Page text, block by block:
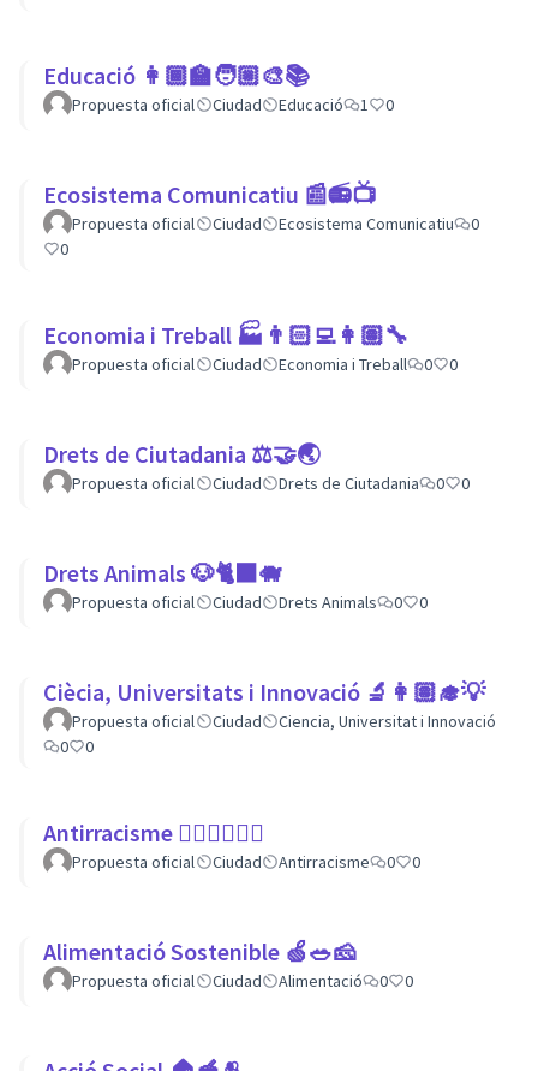
Educació 👩🏾‍🏫🧑🏼‍🎨📚
Propuesta oficial Ciudad Educació 1 0
Ecosistema Comunicatiu 📰📻📺
Propuesta oficial Ciudad Ecosistema Comunicatiu
0
0
Economia i Treball 🏭👨🏻‍💻👩🏽‍🔧
Propuesta oficial Ciudad Economia i Treball 0 0
Drets de Ciutadania ⚖️🤝🌏
Propuesta oficial Ciudad Drets de Ciutadania 0 0
Drets Animals 🐶🐈‍⬛️🐗
Propuesta oficial Ciudad Drets Animals 0 0
Ciècia, Universitats i Innovació 🔬👩🏽‍🎓💡
Propuesta oficial Ciudad
Ciencia, Universitat i Innovació
0
0
Antirracisme ✊🏾✊🏼✊🏿
Propuesta oficial Ciudad Antirracisme 0 0
Alimentació Sostenible 🍏🥗🧀
Propuesta oficial Ciudad Alimentació 0 0